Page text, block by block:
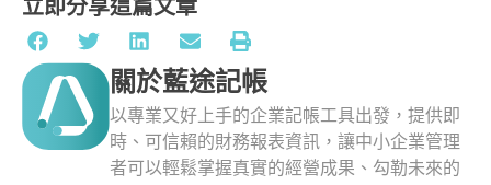
立即分享這篇文章
關於藍途記帳
以專業又好上手的企業記帳工具出發，提供即
時、可信賴的財務報表資訊，讓中小企業管理
者可以輕鬆掌握真實的經營成果、勾勒未來的